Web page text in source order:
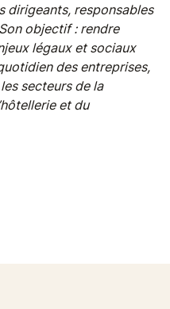
dirigeants, responsables
objectif : rendre
légaux et sociaux
des entreprises,
secteurs de la
et du